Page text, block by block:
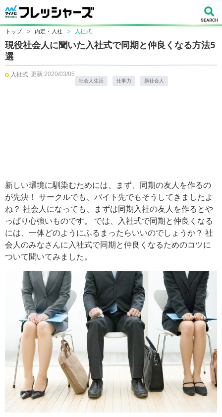
トップ > 内定・入社 > 入社式
現役社会人に聞いた入社式で同期と仲良くなる方法5
選
入社式 更新:2020/03/05
社会人生活 仕事力 新社会人
新しい環境に馴染むためには、まず、同期の友人を作るの
が先決！ サークルでも、バイト先でもそうしてきましたよ
ね？ 社会人になっても、まずは同期入社の友人を作るとや
っぱり心強いものです。 では、入社式で同期と仲良くなる
には、一体どのようにふるまったらいいのでしょうか？ 社
会人のみなさんに入社式で同期と仲良くなるためのコツに
ついて聞いてみました。